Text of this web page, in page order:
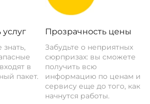
в
пакет.
Прозрачность цены
Забудьте о неприятных
сюрпризах: вы сможете
получить всю
информацию по ценам и
сервису еще до того, как
начнутся работы.